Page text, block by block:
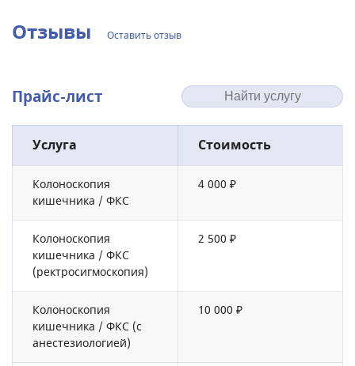
Отзывы Оставить отзыв
Прайс-лист
Услуга Стоимость
Колоноскопия
кишечника / ФКС
4 000 ₽
Колоноскопия
кишечника / ФКС
(ректросигмоскопия)
2 500 ₽
Колоноскопия
кишечника / ФКС (с
анестезиологией)
10 000 ₽